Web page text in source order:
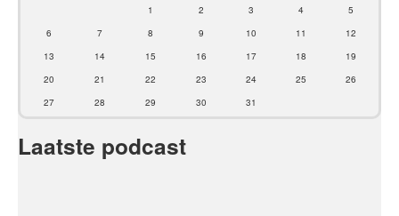
1
2 3 4
5
6
7 8 9 10 11
12
13
14 15 16 17 18
19
20
21 22 23 24 25
26
27
28 29 30 31
Laatste podcast